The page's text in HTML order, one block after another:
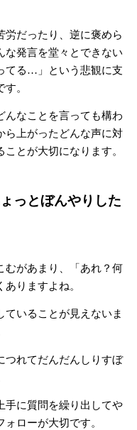
労だったり、逆に褒めら
な発言を堂々とできない
てる…」という悲観に支
。
んなことを言っても構わ
ら上がったどんな声に対
とが大切になります。
っとぼんやりした
むがあまり、「あれ？何
りますよね。
いることが見えないま
つれてだんだんしりすぼ
手に質問を繰り出してや
ローが大切です。